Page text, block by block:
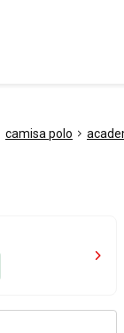
camisa polo